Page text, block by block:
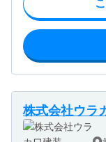
株式会社ウラ